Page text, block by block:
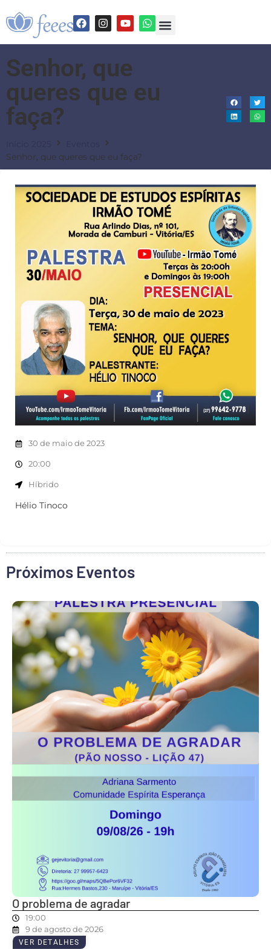
Senhor, que
queres que eu
faça?
Senhor, que queres que eu faça?
30 de maio de 2023
20:00
Híbrido
Hélio Tinoco
Próximos Eventos
O problema de agradar
19:00
9 de agosto de 2026
VER DETALHES